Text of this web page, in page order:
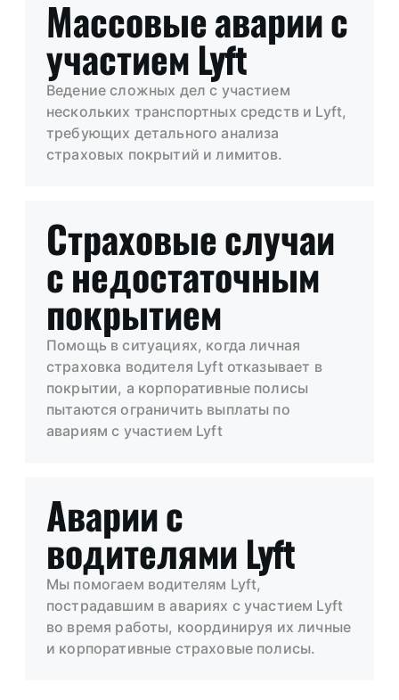
Массовые аварии с
участием Lyft
Ведение сложных дел с участием
нескольких транспортных средств и Lyft,
требующих детального анализа
страховых покрытий и лимитов.
Страховые случаи
с недостаточным
покрытием
Помощь в ситуациях, когда личная
страховка водителя Lyft отказывает в
покрытии, а корпоративные полисы
пытаются ограничить выплаты по
авариям с участием Lyft
Аварии с
водителями Lyft
Мы помогаем водителям Lyft,
пострадавшим в авариях с участием Lyft
во время работы, координируя их личные
и корпоративные страховые полисы.